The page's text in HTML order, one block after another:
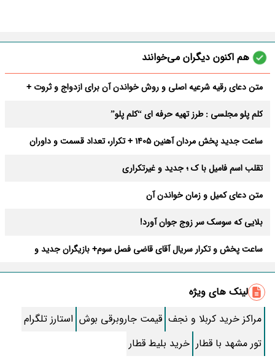
هم اکنون دیگران می‌خوانند
متن دعای رقیه شرعیه اصلی و روش خواندن آن برای ازدواج و ثروت +
کلم پلو مجلسی : طرز تهیه حرفه ای “کلم پلو”
ساعت جدید پخش مردان آهنین 1405 + تکرار، تعداد قسمت و داوران
تقلب اسم فامیل با ک ؛ جدید و غیرتکراری
متن دعای کمیل و زمان خواندن آن
بلایی که سوسک سر زوج جوان آورد!
ساعت پخش و تکرار سریال آقای قاضی فصل سوم+ بازیگران جدید و
طرز تهیه سالاد ماکارونی خانگی خوشمزه و لذیذ + آموزش تصویری
طرز تهیه پاستا با سس آلفردو و مرغ فوری + آموزش تصویری پنه
جواب کامل اسم فامیل با “س”
ماه قرمز نشانه آخر دنیا در آسمان ظاهر شد !
لینک های ویژه
مراکز خرید کربلا و نجف قیمت جاروبرقی بوش استارز تلگرام
تور مشهد با قطار خرید بلیط قطار